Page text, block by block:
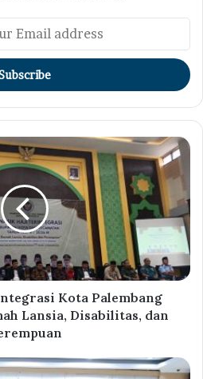
Kota Palembang
Lansia, Disabilitas, dan